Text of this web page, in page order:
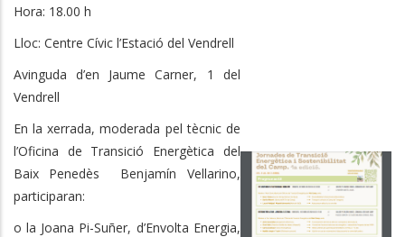
Hora: 18.00 h
Lloc: Centre Cívic l’Estació del Vendrell
Avinguda d’en Jaume Carner, 1 del
Vendrell
En la xerrada, moderada pel tècnic de
l’Oficina de Transició Energètica del
Baix Penedès Benjamín Vellarino,
participaran:
o la Joana Pi-Suñer, d’Envolta Energia,